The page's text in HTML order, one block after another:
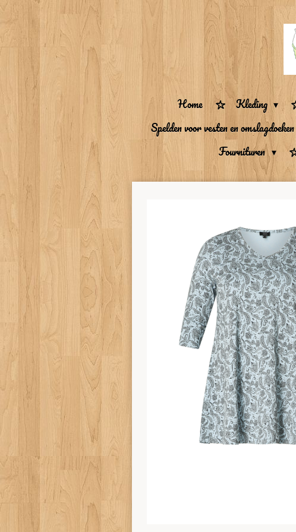
hoofdinhoud
Home Kleding
Spelden voor vesten en omslagdoeken
Fournituren